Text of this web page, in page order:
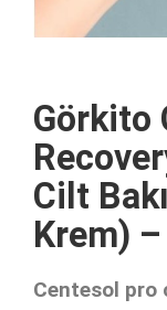
Görkito
Cilt
Krem)
Centesol pro